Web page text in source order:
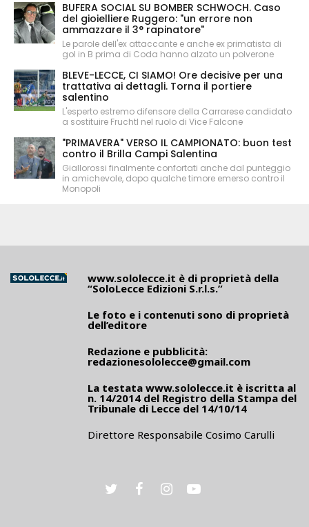
BUFERA SOCIAL SU BOMBER SCHWOCH. Caso
del gioielliere Ruggero: "un errore non
ammazzare il 3° rapinatore"
Le parole dell'ex attaccante e anche ex primatista di
gol in B prima di Coda hanno alzato un polverone
BLEVE-LECCE, CI SIAMO! Ore decisive per una
trattativa ai dettagli. Torna il portiere
salentino
L'esperto estremo difensore della Carrarese candidato
a sostituire Fruchtl nel ruolo di Vice Falcone
"PRIMAVERA" VERSO IL CAMPIONATO: buon test
contro il Brilla Campi Salentina
Giallorossi finalmente confortati anche dal punteggio
in amichevole, dopo qualche timore emerso contro il
Monopoli
www.sololecce.it è di proprietà della
“SoloLecce Edizioni S.r.l.s.”
Le foto e i contenuti sono di proprietà
dell’editore
Redazione e pubblicità:
redazionesololecce@gmail.com
La testata www.sololecce.it è iscritta al
n. 14/2014 del Registro della Stampa del
Tribunale di Lecce del 14/10/14
Direttore Responsabile Cosimo Carulli